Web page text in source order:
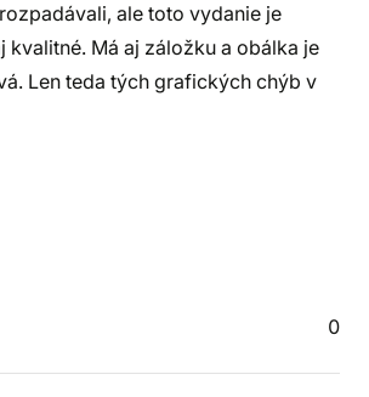
ale toto vydanie je
kvalitné. Má aj záložku a obálka je
Len teda tých grafických chýb v
0